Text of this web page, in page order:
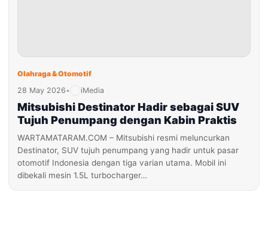
Olahraga & Otomotif
28 May 2026• iMedia
Mitsubishi Destinator Hadir sebagai SUV
Tujuh Penumpang dengan Kabin Praktis
WARTAMATARAM.COM – Mitsubishi resmi meluncurkan
Destinator, SUV tujuh penumpang yang hadir untuk pasar
otomotif Indonesia dengan tiga varian utama. Mobil ini
dibekali mesin 1.5L turbocharger…